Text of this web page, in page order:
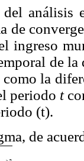
análisis
de
ingreso
de
la
periodo t
(t).
de